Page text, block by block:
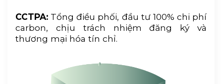
CCTPA:Tổng điều phối, đầu tư 100% chi phí
carbon, chịu trách nhiệm đăng ký và
thương mại hóa tín chỉ.